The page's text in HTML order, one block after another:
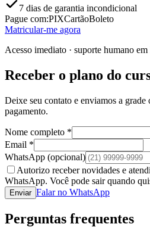
7 dias de garantia incondicional
Pague com:PIXCartãoBoleto
Matricular-me agora
Acesso imediato · suporte humano
Receber o plano do
Deixe seu contato e enviamos a
pagamento.
Nome completo *
Email *
WhatsApp (opcional)
Autorizo receber novidades e
WhatsApp. Você pode sair quando
Enviar Falar no WhatsApp
Perguntas frequentes